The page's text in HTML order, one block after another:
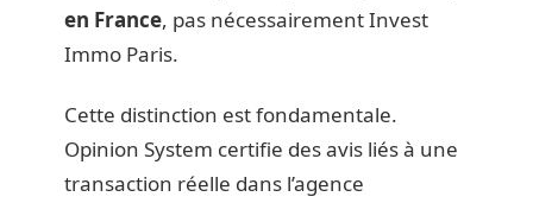
en France, pas nécessairement Invest
Immo Paris.
Cette distinction est fondamentale.
Opinion System certifie des avis liés à une
transaction réelle dans l’agence